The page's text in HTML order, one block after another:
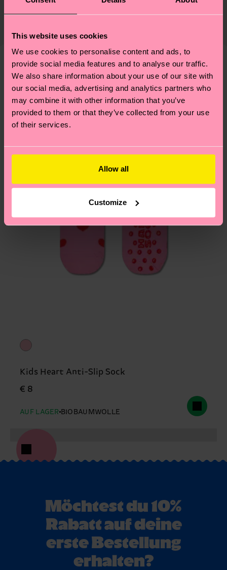
This website uses cookies
We use cookies to personalise content and ads, to
provide social media features and to analyse our traffic.
We also share information about your use of our site with
our social media, advertising and analytics partners who
may combine it with other information that you’ve
provided to them or that they’ve collected from your use
of their services.
Allow all
Customize
77% Organic cotton blend, 6% composition-
1% Elastane
Zertifizierungen – es geht auch um eine ethische
Lieferkette, die Reduzierung von Emissionen, die
richtige Pflege von Socken und VIELES MEHR!
findest du auf unsererNachhaltigkeitsseite.
Die Lieferzeit hängt vom Zielland der Bestellung
findest duhier. Die Lieferzeit beginnt sobald
deine Bestellung versandt wurde. Bitte bedenke,
dass es sich hierbei um einen Richtwert handelt
und die genaue Lieferzeit von der lokalen Post in
deinem Land abhängt.
Du hast Fragen zu einer Retoure? In unserem
am häufigsten gestellten Fragen.
Ähnliche muster
Kids Heart Anti-Slip Sock
€ 8
AUF LAGER BIOBAUMWOLLE
Möchtest du 10%
Rabatt auf deine
erste Bestellung
erhalten?